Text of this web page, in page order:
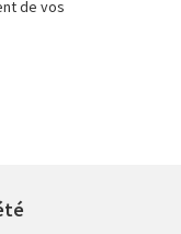
de vos